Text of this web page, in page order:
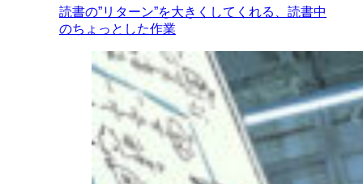
読書の”リターン”を大きくしてくれる、読書中
のちょっとした作業